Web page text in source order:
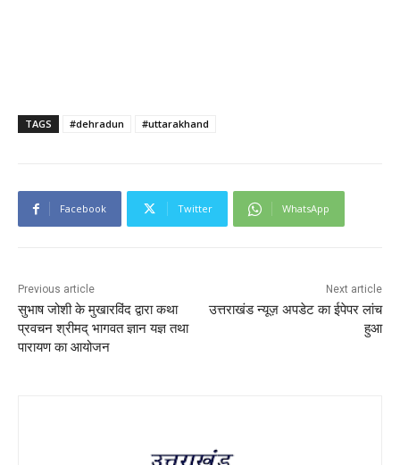
TAGS #dehradun #uttarakhand
Facebook Twitter WhatsApp
Previous article
सुभाष जोशी के मुखारविंद द्वारा कथा
प्रवचन श्रीमद् भागवत ज्ञान यज्ञ तथा
पारायण का आयोजन
Next article
उत्तराखंड न्यूज़ अपडेट का ईपेपर लांच
हुआ